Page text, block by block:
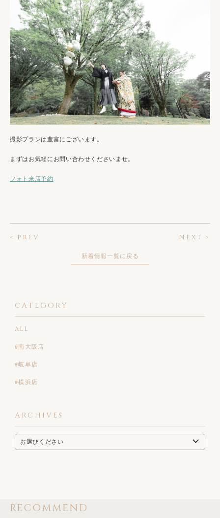
撮影プランは豊富にございます。
まずはお気軽にお問い合わせくださいませ。
フォト来店予約
< PREV NEXT >
新着情報一覧に戻る
CATEGORY
ALL
#南大阪店
#岐阜店
#横浜店
ARCHIVES
RECOMMEND